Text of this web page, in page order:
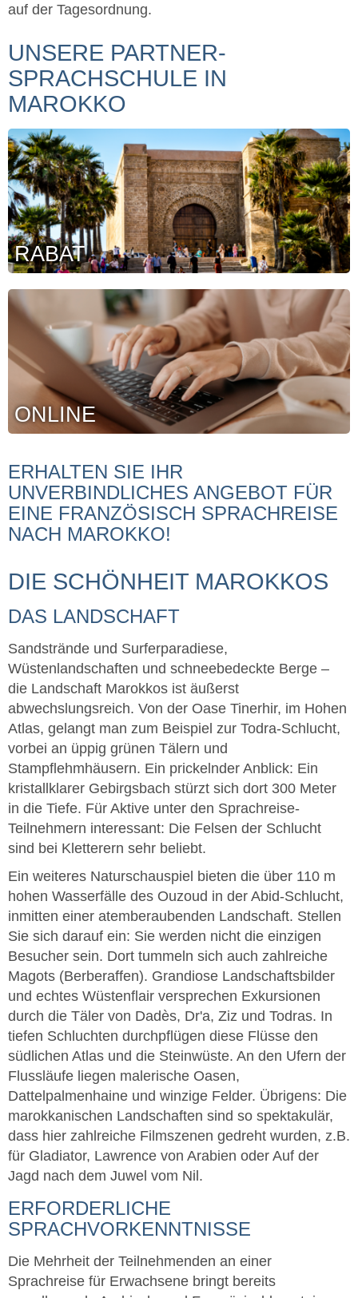
auf der Tagesordnung.
UNSERE PARTNER-
SPRACHSCHULE IN
MAROKKO
RABAT
ONLINE
ERHALTEN SIE IHR
UNVERBINDLICHES ANGEBOT FÜR
EINE FRANZÖSISCH SPRACHREISE
NACH MAROKKO!
DIE SCHÖNHEIT MAROKKOS
DAS LANDSCHAFT
Sandstrände und Surferparadiese,
Wüstenlandschaften und schneebedeckte Berge –
die Landschaft Marokkos ist äußerst
abwechslungsreich. Von der Oase Tinerhir, im Hohen
Atlas, gelangt man zum Beispiel zur Todra-Schlucht,
vorbei an üppig grünen Tälern und
Stampflehmhäusern. Ein prickelnder Anblick: Ein
kristallklarer Gebirgsbach stürzt sich dort 300 Meter
in die Tiefe. Für Aktive unter den Sprachreise-
Teilnehmern interessant: Die Felsen der Schlucht
sind bei Kletterern sehr beliebt.
Ein weiteres Naturschauspiel bieten die über 110 m
hohen Wasserfälle des Ouzoud in der Abid-Schlucht,
inmitten einer atemberaubenden Landschaft. Stellen
Sie sich darauf ein: Sie werden nicht die einzigen
Besucher sein. Dort tummeln sich auch zahlreiche
Magots (Berberaffen). Grandiose Landschaftsbilder
und echtes Wüstenflair versprechen Exkursionen
durch die Täler von Dadès, Dr'a, Ziz und Todras. In
tiefen Schluchten durchpflügen diese Flüsse den
südlichen Atlas und die Steinwüste. An den Ufern der
Flussläufe liegen malerische Oasen,
Dattelpalmenhaine und winzige Felder. Übrigens: Die
marokkanischen Landschaften sind so spektakulär,
dass hier zahlreiche Filmszenen gedreht wurden, z.B.
für Gladiator, Lawrence von Arabien oder Auf der
Jagd nach dem Juwel vom Nil.
ERFORDERLICHE
SPRACHVORKENNTNISSE
Die Mehrheit der Teilnehmenden an einer
Sprachreise für Erwachsene bringt bereits